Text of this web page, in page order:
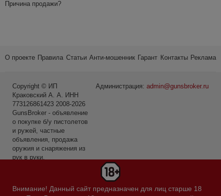
Причина продажи?
Внимание! Данный сайт предназначен для лиц старше 18
О проекте Правила Статьи Анти-мошенник Гарант Контакты Реклама
Администрация: admin@gunsbroker.ru
Copyright © ИП
Краковский А. А. ИНН
773126861423 2008-2026
GunsBroker - объявление
о покупке б/у пистолетов
и ружей, частные
объявления, продажа
оружия и снаряжения из
рук в руки.
и рыбалка по данным